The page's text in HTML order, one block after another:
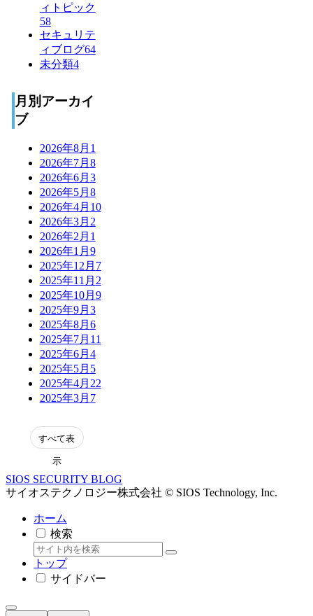
ィトピック
58
セキュリテ
ィブログ64
未分類4
月別アーカイ
ブ
2026年8月 1
2026年7月 8
2026年6月 3
2026年5月 8
2026年4月 10
2026年3月 2
2026年2月 1
2026年1月 9
2025年12月 7
2025年11月 2
2025年10月 9
2025年9月 3
2025年8月 6
2025年7月 11
2025年6月 4
2025年5月 5
2025年4月 22
2025年3月 7
表
示
SIOS SECURITY BLOG
サイオステクノロジー株式会社 © SIOS Technology, Inc.
ホーム
検索
トップ
サイドバー